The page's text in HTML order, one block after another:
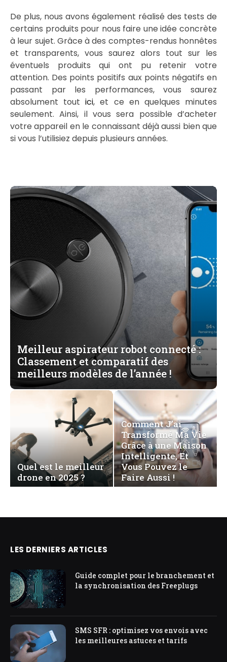
De plus, nous avons également réalisé des tests de
certains produits pour nous faire une idée concrète
à leur sujet. Grâce à des comptes-rendus honnêtes
et transparents, vous saurez alors tout sur les
éventuels produits qui ont pu retenir votre
attention. Des points positifs aux points négatifs en
passant par les performances, vous saurez
absolument toutici, et ce en quelques minutes
seulement. Ainsi, il vous sera possible d’acheter
votre appareil en le connaissant déjà aussi bien que
si vous l’utilisiez depuis plusieurs années.
Meilleur aspirateur robot connecté :
Classement et comparatif des
meilleurs modèles de l’année !
Quel est le meilleur
drone en 2025 ?
Comment J’ai
Transformé Ma Vie
Grâce à une Maison
Intelligente, Et
Vous Pouvez le
Faire Aussi !
LES DERNIERS ARTICLES
Guide complet pour le branchement et
la synchronisation des Freeplugs
SMS SFR : optimisez vos envois avec
les meilleures astuces et tarifs